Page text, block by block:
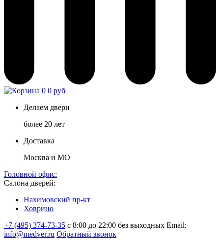
0 0 руб
Делаем двери
более 20 лет
Доставка
Москва и МО
Головной офис:
Салона дверей:
Нахимовский пр-кт
Ховрино
+7 (495) 374-73-35 с 8:00 до 22:00 без выходных Email:
info@medver.ru Обратный звонок